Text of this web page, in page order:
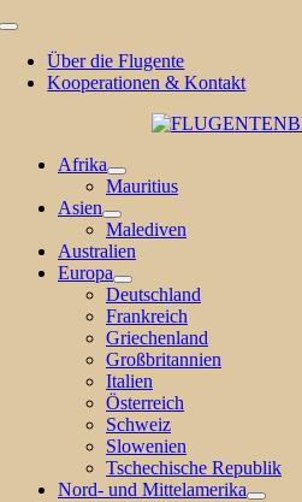
Zum
springen
Toggle
NavigationÜber die Flugente
Kooperationen & Kontakt
Afrika
Mauritius
Asien
Malediven
Australien
Europa
Deutschland
Frankreich
Griechenland
Großbritannien
Italien
Österreich
Schweiz
Slowenien
Tschechische Republik
Nord- und Mittelamerika